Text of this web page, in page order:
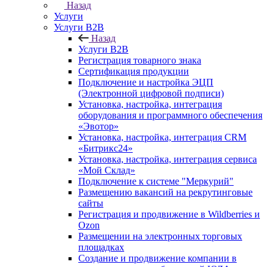
Назад
Услуги
Услуги B2B
Назад
Услуги B2B
Регистрация товарного знака
Сертификация продукции
Подключение и настройка ЭЦП
(Электронной цифровой подписи)
Установка, настройка, интеграция
оборудования и программного обеспечения
«Эвотор»
Установка, настройка, интеграция CRM
«Битрикс24»
Установка, настройка, интеграция сервиса
«Мой Склад»
Подключение к системе "Меркурий"
Размещению вакансий на рекрутинговые
сайты
Регистрация и продвижение в Wildberries и
Ozon
Размещении на электронных торговых
площадках
Создание и продвижение компании в